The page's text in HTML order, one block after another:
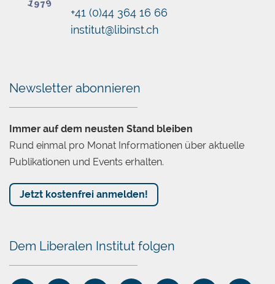
Chatbot
+41 (0)44 364 16 66
institut@libinst.ch
Newsletter abonnieren
Immer auf dem neusten Stand bleiben
Rund einmal pro Monat Informationen über aktuelle
Publikationen und Events erhalten.
Jetzt kostenfrei anmelden!
Dem Liberalen Institut folgen